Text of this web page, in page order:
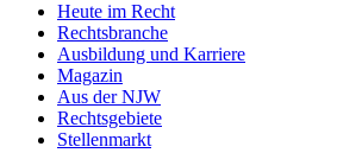
Heute im Recht
Rechtsbranche
Ausbildung und Karriere
Magazin
Aus der NJW
Rechtsgebiete
Stellenmarkt